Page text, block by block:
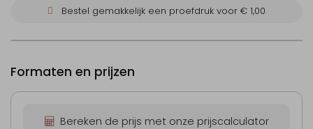
Bestel gemakkelijk een proefdruk voor € 1,00
Formaten en prijzen
Bereken de prijs met onze prijscalculator